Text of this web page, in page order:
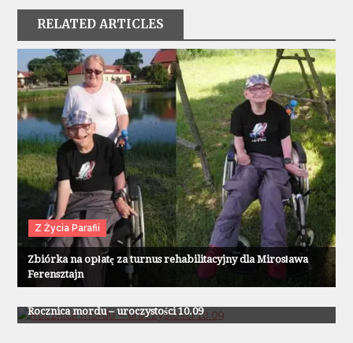
RELATED ARTICLES
Z Życia Parafii
Zbiórka na opłatę za turnus rehabilitacyjny dla Mirosława
Ferensztajn
Z Życia Parafii
Rocznica mordu – uroczystości 10.09